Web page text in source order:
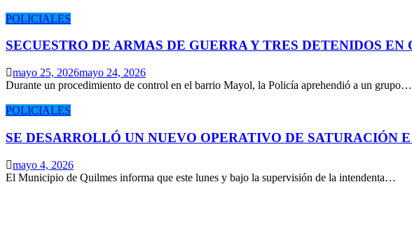
POLICIALES
SECUESTRO DE ARMAS DE GUERRA Y TRES DETENIDOS
mayo 25, 2026mayo 24, 2026
Durante un procedimiento de control en el barrio Mayol, la Policía aprehendió a un grupo…
POLICIALES
SE DESARROLLÓ UN NUEVO OPERATIVO DE
mayo 4, 2026
El Municipio de Quilmes informa que este lunes y bajo la supervisión de la intendenta…